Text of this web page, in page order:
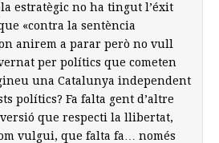
estratègic no ha tingut l’éxit
«contra la sentència
anirem a parar però no vull
per polítics que cometen
una Catalunya independent
polítics? Fa falta gent d’altre
que respecti la llibertat,
vulgui, que falta fa… només